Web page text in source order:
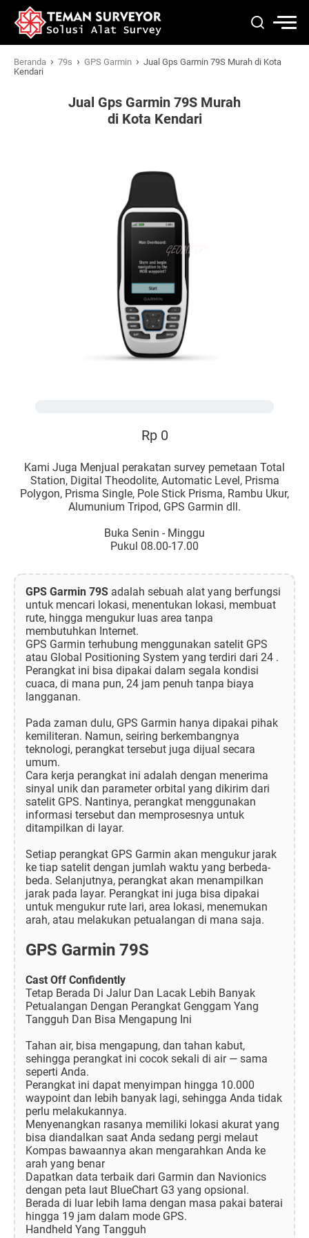
Beranda › 79s › GPS Garmin › Jual Gps Garmin 79S Murah di Kota
Kendari
Jual Gps Garmin 79S Murah
di Kota Kendari
Rp 0
Kami Juga Menjual perakatan survey pemetaan Total
Station, Digital Theodolite, Automatic Level, Prisma
Polygon, Prisma Single, Pole Stick Prisma, Rambu Ukur,
Alumunium Tripod, GPS Garmin dll.
Buka Senin - Minggu
Pukul 08.00-17.00
GPS Garmin 79S adalah sebuah alat yang berfungsi
untuk mencari lokasi, menentukan lokasi, membuat
rute, hingga mengukur luas area tanpa
membutuhkan Internet.
GPS Garmin terhubung menggunakan satelit GPS
atau Global Positioning System yang terdiri dari 24 .
Perangkat ini bisa dipakai dalam segala kondisi
cuaca, di mana pun, 24 jam penuh tanpa biaya
langganan.
Pada zaman dulu, GPS Garmin hanya dipakai pihak
kemiliteran. Namun, seiring berkembangnya
teknologi, perangkat tersebut juga dijual secara
umum.
Cara kerja perangkat ini adalah dengan menerima
sinyal unik dan parameter orbital yang dikirim dari
satelit GPS. Nantinya, perangkat menggunakan
informasi tersebut dan memprosesnya untuk
ditampilkan di layar.
Setiap perangkat GPS Garmin akan mengukur jarak
ke tiap satelit dengan jumlah waktu yang berbeda-
beda. Selanjutnya, perangkat akan menampilkan
jarak pada layar. Perangkat ini juga bisa dipakai
untuk mengukur rute lari, area lokasi, menemukan
arah, atau melakukan petualangan di mana saja.
GPS Garmin 79S
Cast Off Confidently
Tetap Berada Di Jalur Dan Lacak Lebih Banyak
Petualangan Dengan Perangkat Genggam Yang
Tangguh Dan Bisa Mengapung Ini
Tahan air, bisa mengapung, dan tahan kabut,
sehingga perangkat ini cocok sekali di air — sama
seperti Anda.
Perangkat ini dapat menyimpan hingga 10.000
waypoint dan lebih banyak lagi, sehingga Anda tidak
perlu melakukannya.
Menyenangkan rasanya memiliki lokasi akurat yang
bisa diandalkan saat Anda sedang pergi melaut
Kompas bawaannya akan mengarahkan Anda ke
arah yang benar
Dapatkan data terbaik dari Garmin dan Navionics
dengan peta laut BlueChart G3 yang opsional.
Berada di luar lebih lama dengan masa pakai baterai
hingga 19 jam dalam mode GPS.
Handheld Yang Tangguh